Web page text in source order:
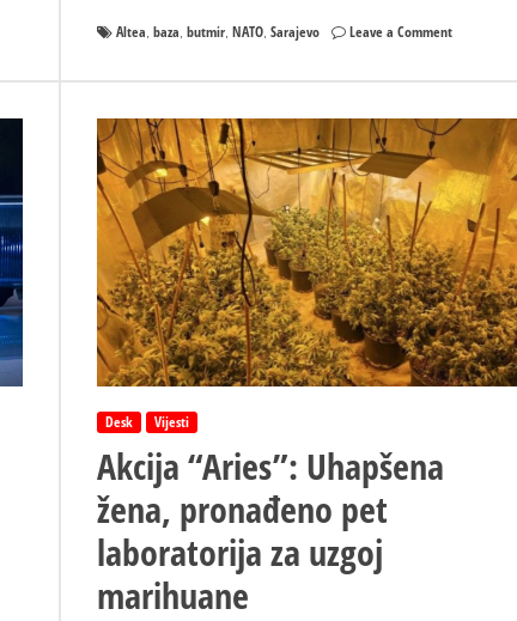
Altea ,baza ,butmir ,NATO ,Sarajevo Leave a Commenton
povećava
u
Butmiru,
grade
se
nova
skladišta
municije
i
garaže
za
vozila
Desk Vijesti
Akcija “Aries”: Uhapšena
žena, pronađeno pet
laboratorija za uzgoj
marihuane